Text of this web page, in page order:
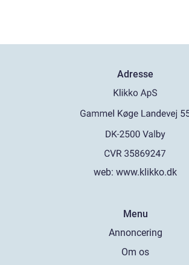
Adresse
web: www.klikko.dk
Menu
Annoncering
Om os